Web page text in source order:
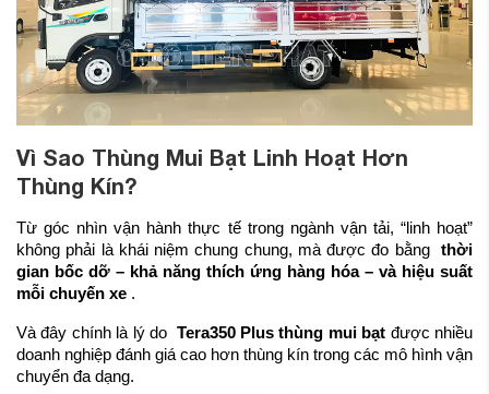
Vì Sao Thùng Mui Bạt Linh Hoạt Hơn
Thùng Kín?
Từ góc nhìn vận hành thực tế trong ngành vận tải, “linh hoạt”
không phải là khái niệm chung chung, mà được đo bằng
thời
gian bốc dỡ – khả năng thích ứng hàng hóa – và hiệu suất
mỗi chuyến xe .
Và đây chính là lý do Tera350 Plus thùng mui bạt được nhiều
doanh nghiệp đánh giá cao hơn thùng kín trong các mô hình vận
chuyển đa dạng.